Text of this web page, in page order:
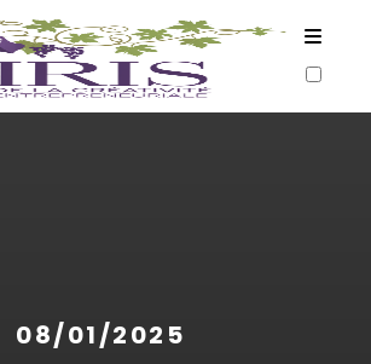
ARTICLES
08/01/2025